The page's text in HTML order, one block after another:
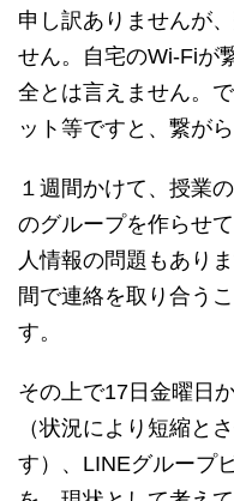
申し訳ありませんが
せん。自宅のWi-Fiが
全とは言えません。
ット等ですと、繋が
１週間かけて、授業
のグループを作らせ
人情報の問題もあり
間で連絡を取り合う
す。
その上で17日金曜日
（状況により短縮と
す）、LINEグループ